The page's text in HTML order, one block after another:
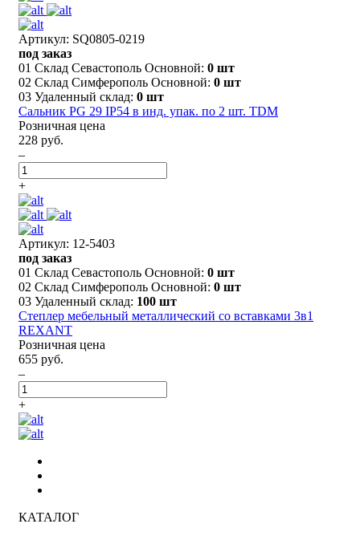
Артикул: SQ0805-0219
под заказ
01 Склад Севастополь Основной: 0 шт
02 Склад Симферополь Основной: 0 шт
03 Удаленный склад: 0 шт
Сальник PG 29 IP54 в инд. упак. по 2 шт. TDM
Розничная цена
228 руб.
–
+
Артикул: 12-5403
под заказ
01 Склад Севастополь Основной: 0 шт
02 Склад Симферополь Основной: 0 шт
03 Удаленный склад: 100 шт
Степлер мебельный металлический со вставками 3в1
REXANT
Розничная цена
655 руб.
–
+
КАТАЛОГ